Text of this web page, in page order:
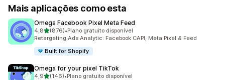
Mais aplicações como esta
Omega Facebook Pixel Meta Feed
4,8de 5 estrelas
(876)
876 total de avaliações
•Plano gratuito disponível
Retargeting Ads Analytic: Facebook CAPI, Meta Pixel & Feed
Built for Shopify
Omega for your pixel TikTok
4,9de 5 estrelas
(146)•Plano gratuito disponível